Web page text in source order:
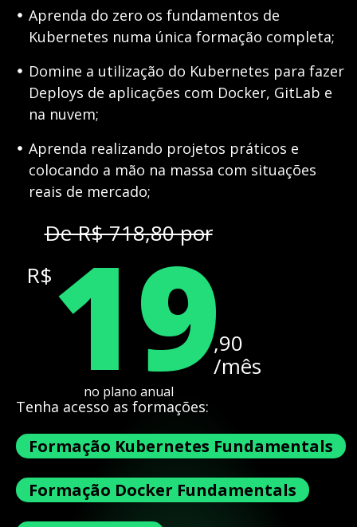
Aprenda do zero os fundamentos de
Kubernetes numa única formação completa;
Domine a utilização do Kubernetes para fazer
Deploys de aplicações com Docker, GitLab e
na nuvem;
Aprenda realizando projetos práticos e
colocando a mão na massa com situações
reais de mercado;
De R$ 718,80 por
R$ 19,90
/mês
no plano anual
Tenha acesso as formações:
Formação Kubernetes Fundamentals
Formação Docker Fundamentals